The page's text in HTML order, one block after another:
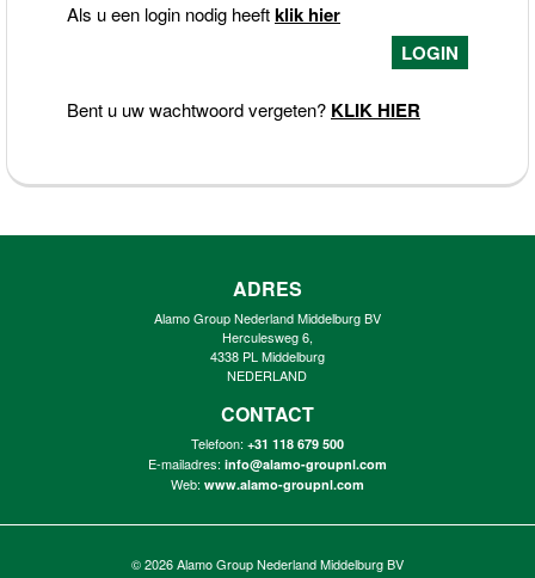
Als u een login nodig heeftklik hier
Bent u uw wachtwoord vergeten? KLIK HIER
ADRES
Alamo Group Nederland Middelburg BV
Herculesweg 6,
4338 PL Middelburg
NEDERLAND
CONTACT
Telefoon: +31 118 679 500
E-mailadres: info@alamo-groupnl.com
Web: www.alamo-groupnl.com
© 2026Alamo Group Nederland Middelburg BV